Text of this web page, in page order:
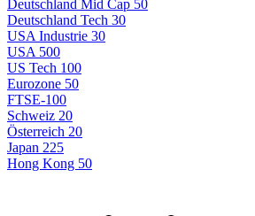
Deutschland Mid Cap 50
Deutschland Tech 30
USA Industrie 30
USA 500
US Tech 100
Eurozone 50
FTSE-100
Schweiz 20
Österreich 20
Japan 225
Hong Kong 50